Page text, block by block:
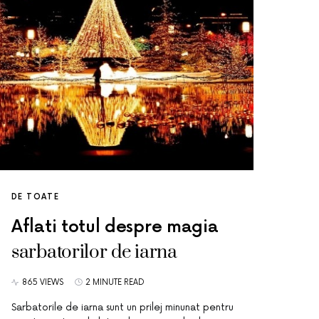
DE TOATE
Aflati totul despre magia
sarbatorilor de iarna
865 VIEWS 2 MINUTE READ
Sarbatorile de iarna sunt un prilej minunat pentru